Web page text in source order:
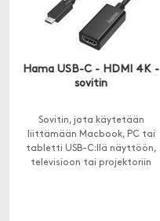
Hama USB-C - HDMI 4K -
sovitin
Sovitin, jota käytetään
liittämään Macbook, PC tai
tabletti USB-C:llä näyttöön,
televisioon tai projektoriin